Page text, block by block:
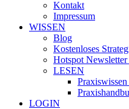
Kontakt
Impressum
WISSEN
Blog
Kostenloses
Hotspot
LESEN
LOGIN